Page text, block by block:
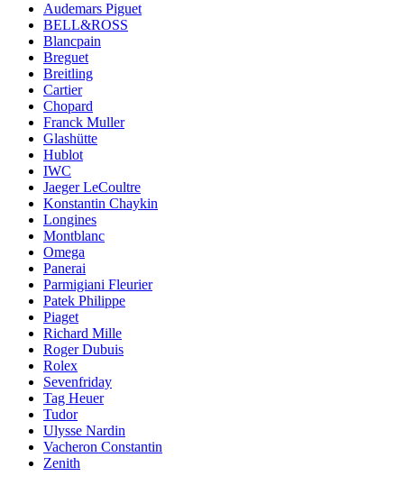
Audemars Piguet
BELL&ROSS
Blancpain
Breguet
Breitling
Cartier
Chopard
Franck Muller
Glashütte
Hublot
IWC
Jaeger LeCoultre
Konstantin Chaykin
Longines
Montblanc
Omega
Panerai
Parmigiani Fleurier
Patek Philippe
Piaget
Richard Mille
Roger Dubuis
Rolex
Sevenfriday
Tag Heuer
Tudor
Ulysse Nardin
Vacheron Constantin
Zenith